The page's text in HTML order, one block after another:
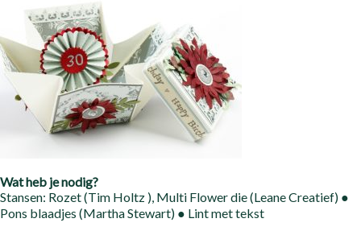
Wat heb je nodig?
Stansen: Rozet (Tim Holtz ), Multi Flower die (Leane Creatief) ●
Pons blaadjes (Martha Stewart) ● Lint met tekst